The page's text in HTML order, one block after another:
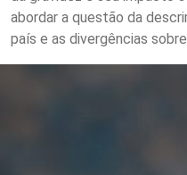
abordar a questão da
país e as divergências